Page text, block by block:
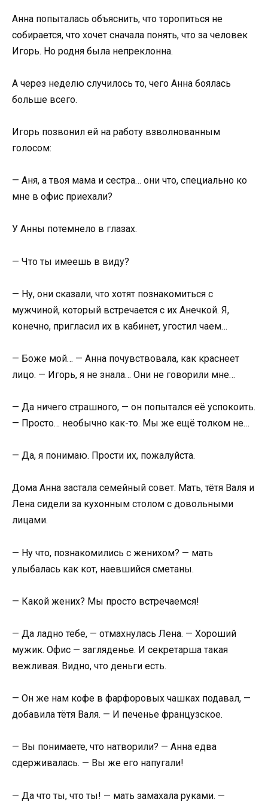
Анна попыталась объяснить, что торопиться не
собирается, что хочет сначала понять, что за человек
Игорь. Но родня была непреклонна.
А через неделю случилось то, чего Анна боялась
больше всего.
Игорь позвонил ей на работу взволнованным
голосом:
— Аня, а твоя мама и сестра… они что, специально ко
мне в офис приехали?
У Анны потемнело в глазах.
— Что ты имеешь в виду?
— Ну, они сказали, что хотят познакомиться с
мужчиной, который встречается с их Анечкой. Я,
конечно, пригласил их в кабинет, угостил чаем…
— Боже мой… — Анна почувствовала, как краснеет
лицо. — Игорь, я не знала… Они не говорили мне…
— Да ничего страшного, — он попытался её успокоить.
— Просто… необычно как-то. Мы же ещё толком не…
— Да, я понимаю. Прости их, пожалуйста.
Дома Анна застала семейный совет. Мать, тётя Валя и
Лена сидели за кухонным столом с довольными
лицами.
— Ну что, познакомились с женихом? — мать
улыбалась как кот, наевшийся сметаны.
— Какой жених? Мы просто встречаемся!
— Да ладно тебе, — отмахнулась Лена. — Хороший
мужик. Офис — загляденье. И секретарша такая
вежливая. Видно, что деньги есть.
— Он же нам кофе в фарфоровых чашках подавал, —
добавила тётя Валя. — И печенье французское.
— Вы понимаете, что натворили? — Анна едва
сдерживалась. — Вы же его напугали!
— Да что ты, что ты! — мать замахала руками. —